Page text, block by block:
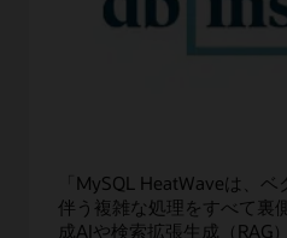
「MySQL HeatWaveは、
伴う複雑な処理をすべて裏
成AIや検索拡張生成（RAG